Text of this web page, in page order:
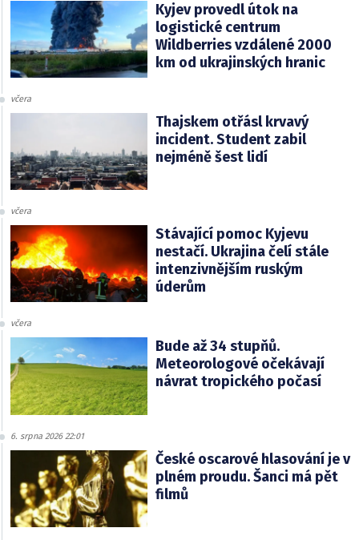
Kyjev provedl útok na
logistické centrum
Wildberries vzdálené 2000
km od ukrajinských hranic
včera
Thajskem otřásl krvavý
incident. Student zabil
nejméně šest lidí
včera
Stávající pomoc Kyjevu
nestačí. Ukrajina čelí stále
intenzivnějším ruským
úderům
včera
Bude až 34 stupňů.
Meteorologové očekávají
návrat tropického počasí
6. srpna 2026 22:01
České oscarové hlasování je v
plném proudu. Šanci má pět
filmů